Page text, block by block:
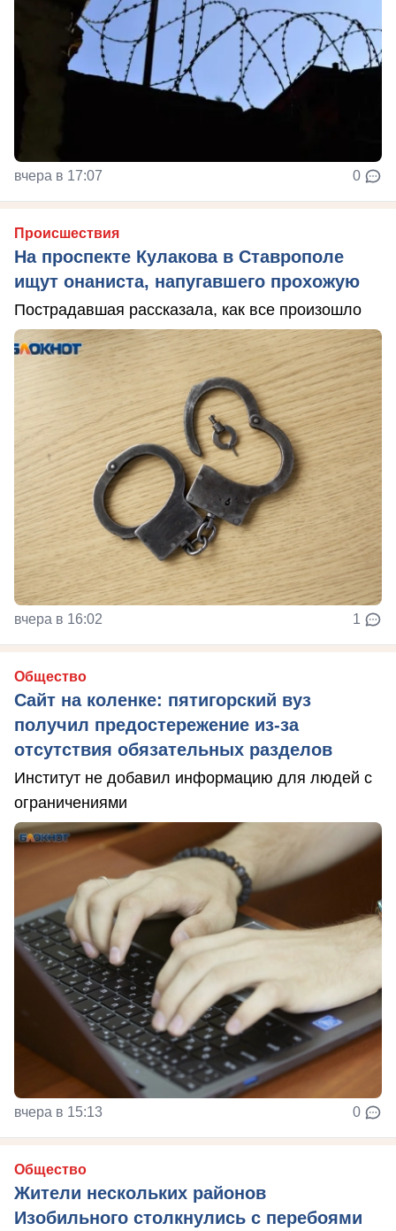
вчера в 17:07 0
Происшествия
На проспекте Кулакова в Ставрополе
ищут онаниста, напугавшего прохожую
Пострадавшая рассказала, как все произошло
вчера в 16:02 1
Общество
Сайт на коленке: пятигорский вуз
получил предостережение из-за
отсутствия обязательных разделов
Институт не добавил информацию для людей с
ограничениями
вчера в 15:13 0
Общество
Жители нескольких районов
Изобильного столкнулись с перебоями